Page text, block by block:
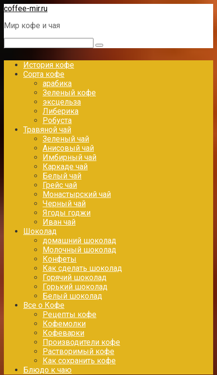
Перейти
контенту
coffee-mir.ru
Мир кофе и чая
История кофе
Сорта кофе
арабика
Зеленый кофе
эксцельза
Либерика
Робуста
Травяной чай
Зеленый чай
Анисовый чай
Имбирный чай
Каркаде чай
Белый чай
Грейс чай
Монастырский чай
Черный чай
Ягоды годжи
Иван чай
Шоколад
домашний шоколад
Молочный шоколад
Конфеты
Как сделать шоколад
Горячий шоколад
Горький шоколад
Белый шоколад
Все о Кофе
Рецепты кофе
Кофемолки
Кофеварки
Производители кофе
Растворимый кофе
Как сохранить кофе
Блюдо к чаю